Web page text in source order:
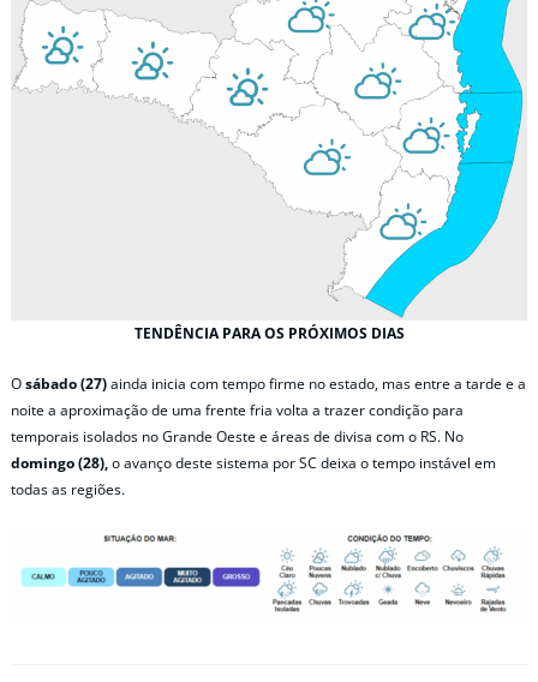
TENDÊNCIA PARA OS PRÓXIMOS DIAS
Osábado (27)ainda inicia com tempo firme no estado, mas entre a tarde e a
noite a aproximação de uma frente fria volta a trazer condição para
temporais isolados no Grande Oeste e áreas de divisa com o RS. No
domingo (28),o avanço deste sistema por SC deixa o tempo instável em
todas as regiões.